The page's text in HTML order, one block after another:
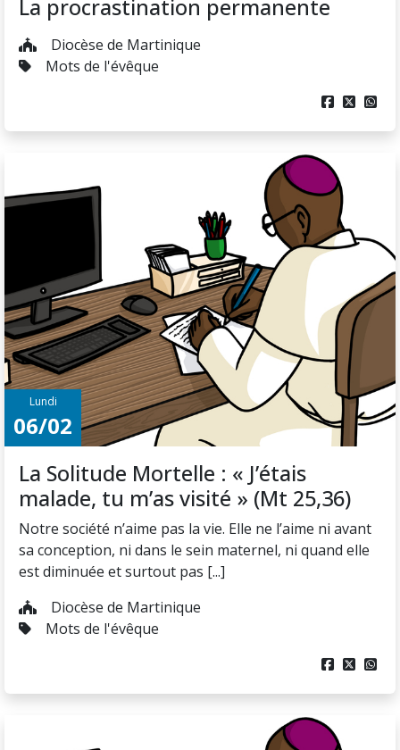
La procrastination permanente
Diocèse de Martinique
Mots de l'évêque
  
Lundi
06/02
La Solitude Mortelle : « J’étais
malade, tu m’as visité » (Mt 25,36)
Notre société n’aime pas la vie. Elle ne l’aime ni avant
sa conception, ni dans le sein maternel, ni quand elle
est diminuée et surtout pas [...]
Diocèse de Martinique
Mots de l'évêque
  